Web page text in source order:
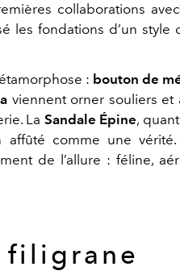
collaborations
les fondations d’un style
: bouton de
viennent orner souliers et
La Sandale Épine,
affûté comme une
de l’allure : féline,
filigrane